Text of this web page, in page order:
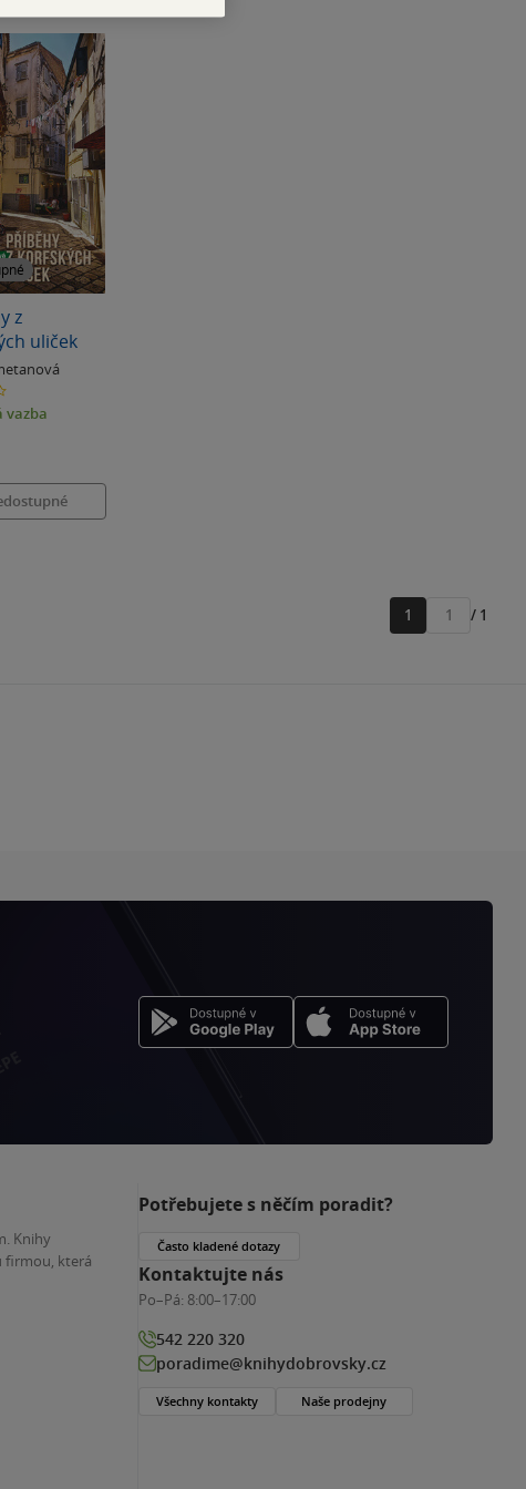
z
uliček
vazba
1
Přejít
/ 1
Knihy
firmou, která
Potřebujete s něčím poradit?
Často kladené dotazy
Kontaktujte nás
Po–Pá: 8:00–17:00
542 220 320
poradime@knihydobrovsky.cz
Všechny kontakty Naše prodejny